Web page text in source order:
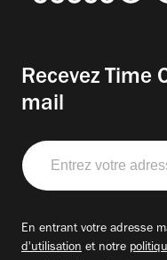
Recevez Time
mail
Entrez
votre
adresse
En entrant votre adresse
d'utilisation et notre